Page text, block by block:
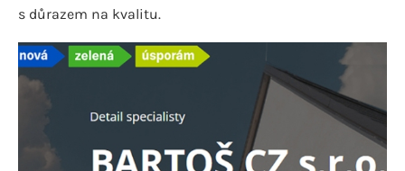
s důrazem na kvalitu.